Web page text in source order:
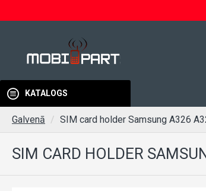
KATALOGS
Galvenā SIM card holder Samsung A326
SIM CARD HOLDER